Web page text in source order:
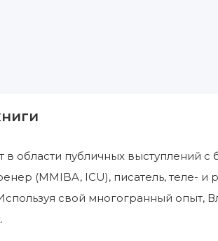
области публичных выступлений с
(MMIBA, ICU), писатель, теле-
свой многогранный опыт,